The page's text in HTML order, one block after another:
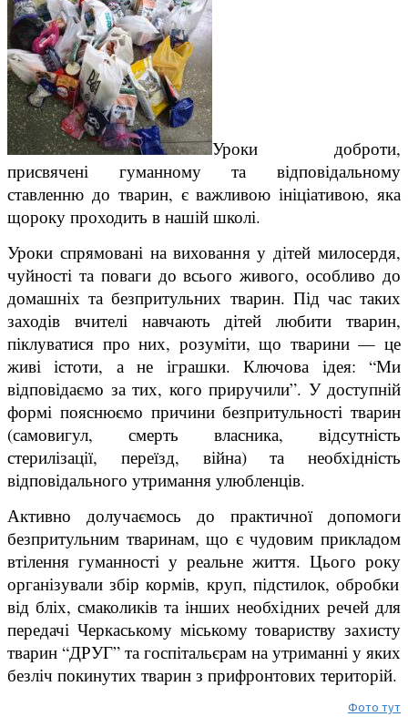
Уроки доброти,
присвячені гуманному та відповідальному
ставленню до тварин, є важливою ініціативою, яка
щороку проходить в нашій школі.
Уроки спрямовані на виховання у дітей милосердя,
чуйності та поваги до всього живого, особливо до
домашніх та безпритульних тварин. Під час таких
заходів вчителі навчають дітей любити тварин,
піклуватися про них, розуміти, що тварини — це
живі істоти, а не іграшки. Ключова ідея: “Ми
відповідаємо за тих, кого приручили”. У доступній
формі пояснюємо причини безпритульності тварин
(самовигул, смерть власника, відсутність
стерилізації, переїзд, війна) та необхідність
відповідального утримання улюбленців.
Активно долучаємось до практичної допомоги
безпритульним тваринам, що є чудовим прикладом
втілення гуманності у реальне життя. Цього року
організували збір кормів, круп, підстилок, обробки
від бліх, смаколиків та інших необхідних речей для
передачі Черкаському міському товариству захисту
тварин “ДРУГ” та госпітальєрам на утриманні у яких
безліч покинутих тварин з прифронтових територій.
Фото тут